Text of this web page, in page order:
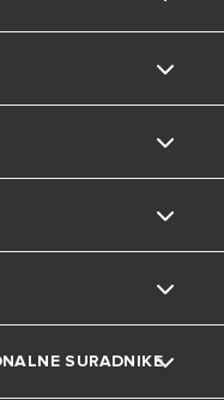
SURADNIKE